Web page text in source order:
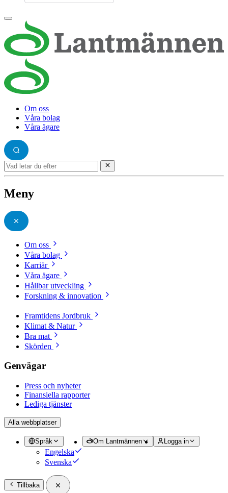
Om oss
Våra bolag
Våra ägare
Meny
Om oss
Våra bolag
Karriär
Våra ägare
Hållbar utveckling
Forskning & innovation
Framtidens Jordbruk
Klimat & Natur
Bra mat
Skörden
Genvägar
Press och nyheter
Finansiella rapporter
Lediga tjänster
Alla webbplatser
Språk
Engelska
Svenska
Om Lantmännen Logga in
Tillbaka